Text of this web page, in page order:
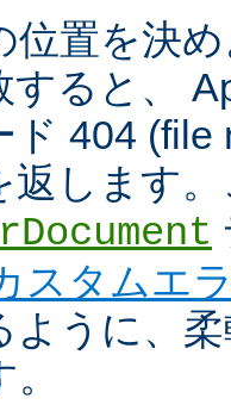
位置を決
すると、
ド 404 (file
返します
スタムエ
ように、